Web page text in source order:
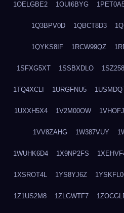
1OELGBE2 1OUI6BYG
1Q3BPV0D 1QBCT8D3
1QYKS8IF 1RCW99QZ
1SFXG5XT 1SSBXDLO
1TQ4XCLI 1URGFNU5
1UXXH5X4 1V2M00OW
1VV8ZAHG 1W387VUY
1WUHK6D4 1X9NP2FS
1XSROT4L 1YS8YJ6Z
1Z1US2M8 1ZLGWTF7